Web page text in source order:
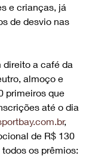
e crianças, já
de desvio nas
a café da
almoço e
primeiros que
até o dia
,
de R$ 130
os prêmios: